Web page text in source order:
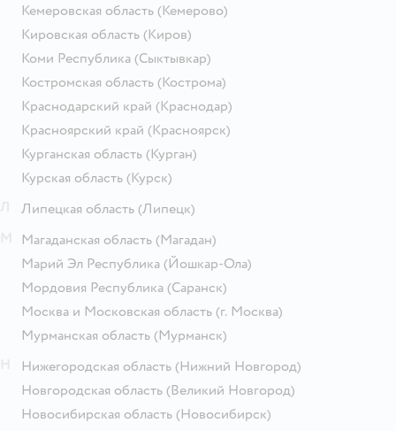
Кемеровская область (Кемерово)
Кировская область (Киров)
Коми Республика (Сыктывкар)
Костромская область (Кострома)
Краснодарский край (Краснодар)
Красноярский край (Красноярск)
Курганская область (Курган)
Курская область (Курск)
Липецкая область (Липецк)
Магаданская область (Магадан)
Марий Эл Республика (Йошкар-Ола)
Мордовия Республика (Саранск)
Москва и Московская область (г. Москва)
Мурманская область (Мурманск)
Нижегородская область (Нижний Новгород)
Новгородская область (Великий Новгород)
Новосибирская область (Новосибирск)